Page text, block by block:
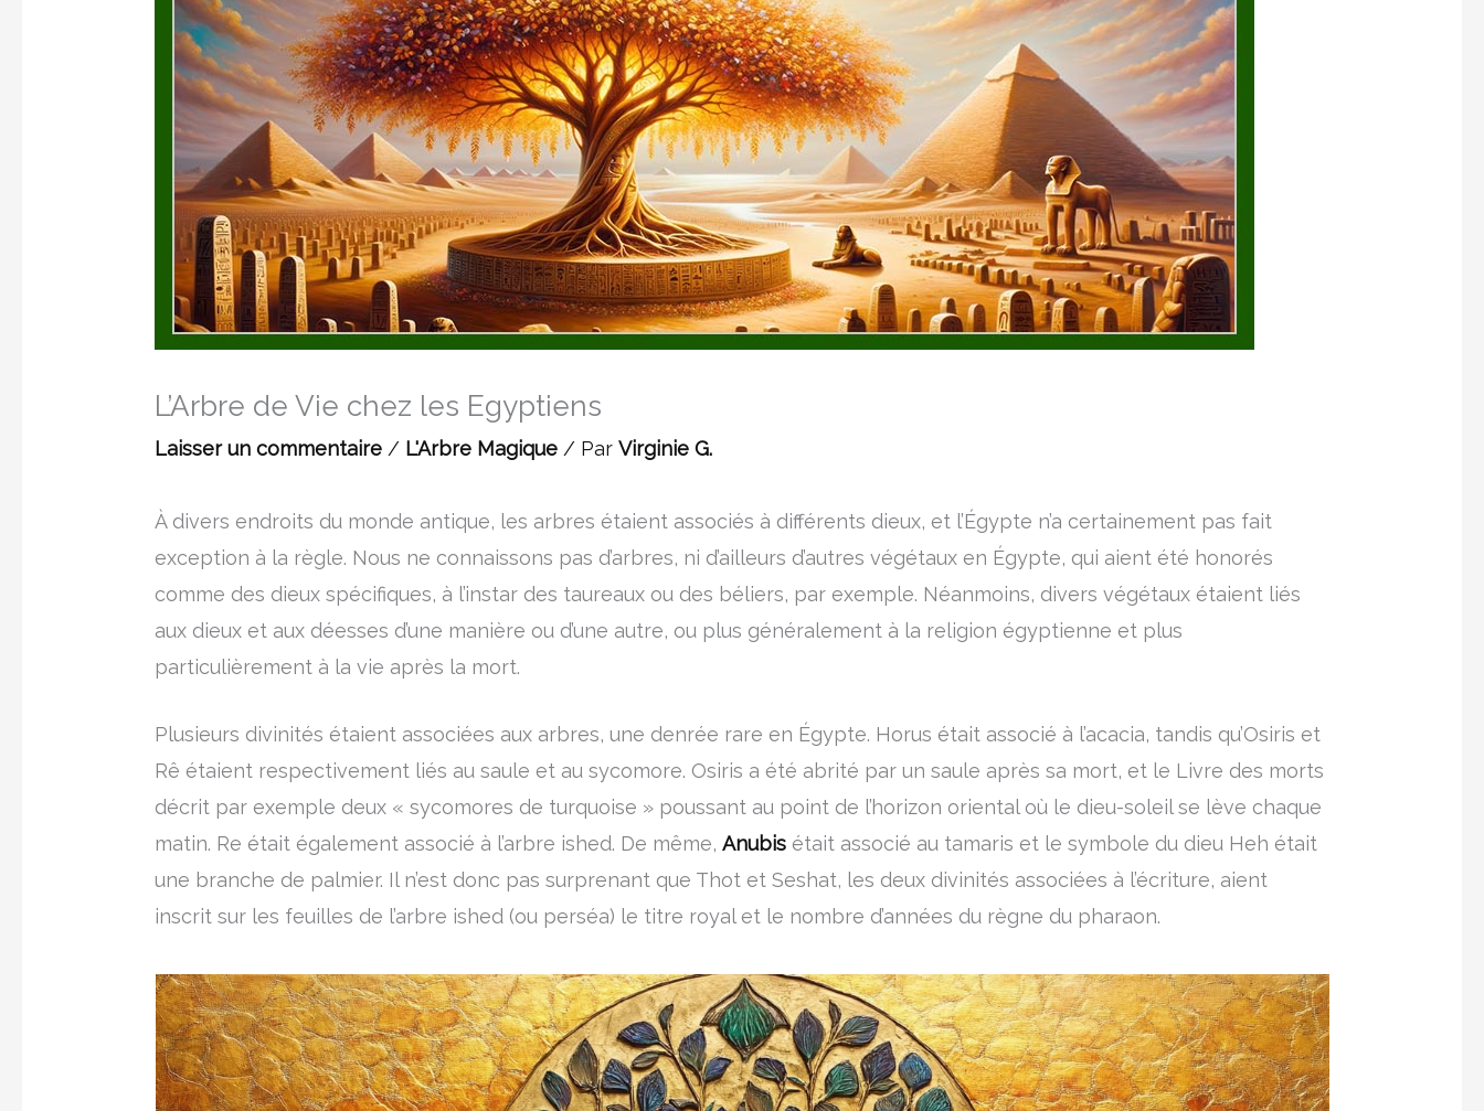
L’Arbre de Vie chez les Egyptiens
Laisser un commentaire / L'Arbre Magique / ParVirginie G.
À divers endroits du monde antique, les arbres étaient associés à différents dieux, et l’Égypte n’a certainement pas fait
exception à la règle. Nous ne connaissons pas d’arbres, ni d’ailleurs d’autres végétaux en Égypte, qui aient été honorés
comme des dieux spécifiques, à l’instar des taureaux ou des béliers, par exemple. Néanmoins, divers végétaux étaient liés
aux dieux et aux déesses d’une manière ou d’une autre, ou plus généralement à la religion égyptienne et plus
particulièrement à la vie après la mort.
Plusieurs divinités étaient associées aux arbres, une denrée rare en Égypte. Horus était associé à l’acacia, tandis qu’Osiris et
Rê étaient respectivement liés au saule et au sycomore. Osiris a été abrité par un saule après sa mort, et le Livre des morts
décrit par exemple deux « sycomores de turquoise » poussant au point de l’horizon oriental où le dieu-soleil se lève chaque
matin. Re était également associé à l’arbre ished. De même,Anubis était associé au tamaris et le symbole du dieu Heh était
une branche de palmier. Il n’est donc pas surprenant que Thot et Seshat, les deux divinités associées à l’écriture, aient
inscrit sur les feuilles de l’arbre ished (ou perséa) le titre royal et le nombre d’années du règne du pharaon.